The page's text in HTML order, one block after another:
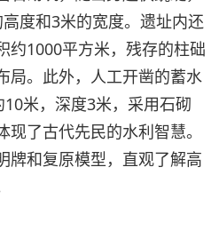
度和3米的宽度。遗址内还
约1000平方米，残存的柱础
局。此外，人工开凿的蓄水
10米，深度3米，采用石砌
了古代先民的水利智慧。
牌和复原模型，直观了解高